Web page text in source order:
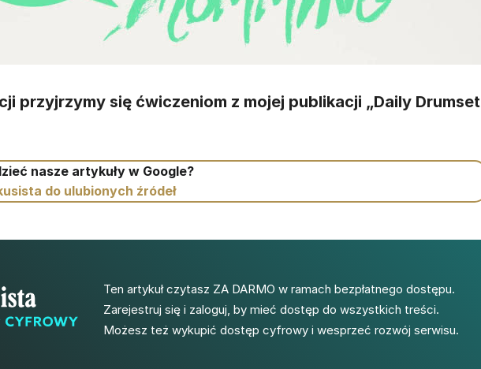
przyjrzymy się ćwiczeniom z mojej publikacji „Daily Drumset
nasze artykuły w Google?
do ulubionych źródeł
Ten artykuł czytasz ZA DARMO w ramach bezpłatnego dostępu.
Zarejestruj się i zaloguj, by mieć dostęp do wszystkich treści.
Możesz też wykupić dostęp cyfrowy i wesprzeć rozwój serwisu.